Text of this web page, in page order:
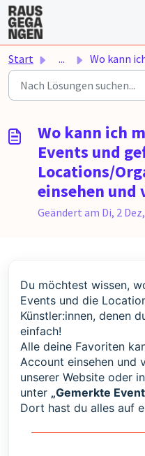
Zum hauptsächlichen
Start ... Wo kann ich meine gemerkten
Wo kann ich
Events und
Locations/
einsehen und
Geändert am Di, 2
Du möchtest wissen,
Events und die
Künstler:innen, denen
einfach!
Alle deine Favoriten
Account einsehen und
unserer Website oder
unter „Gemerkte
Dort hast du alles auf